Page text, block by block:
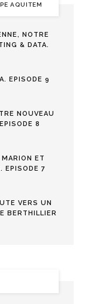
AQUITEM
NOTRE
& DATA.
EPISODE 9
NOUVEAU
8
ET
EPISODE 7
VERS UN
BERTHILLIER